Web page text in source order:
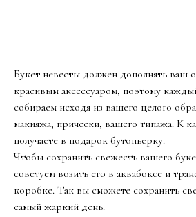
Букет невесты должен дополнять ваш
красивым аксессуаром, поэтому
собираем исходя из вашего целого
макияжа, прически, вашего типажа. К
получаете в подарок бутоньерку.
Чтобы сохранить свежесть вашего
советуем возить его в аквабоксе и
коробке. Так вы сможете сохранить
самый жаркий день.